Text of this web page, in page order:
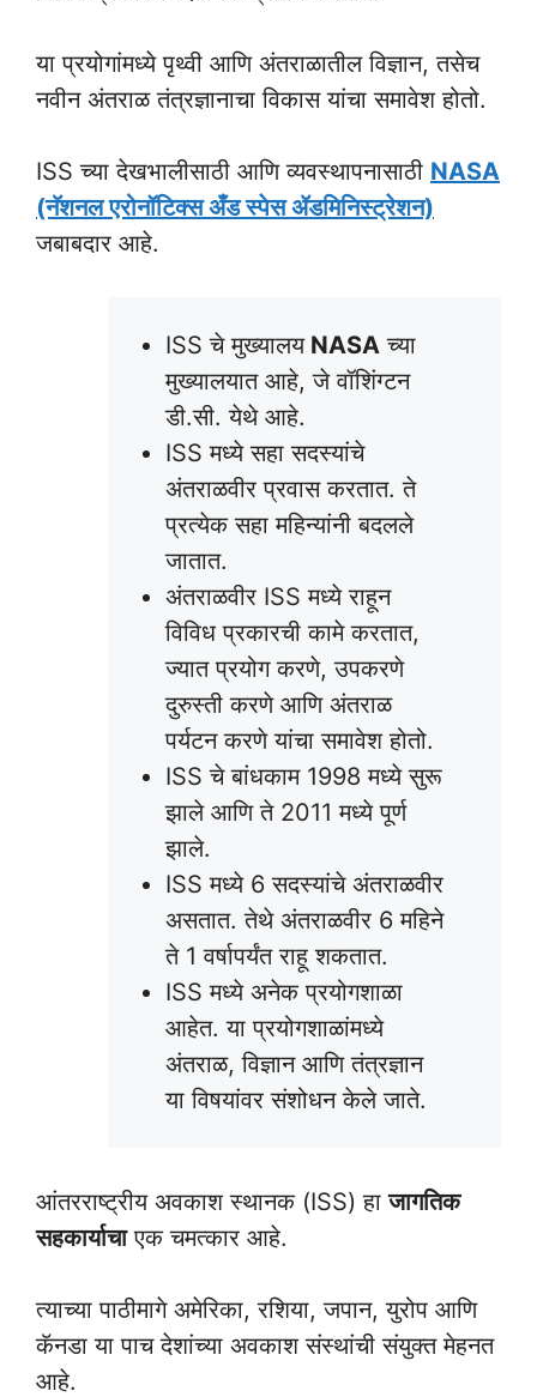
या प्रयोगांमध्ये पृथ्वी आणि अंतराळातील विज्ञान, तसेच
नवीन अंतराळ तंत्रज्ञानाचा विकास यांचा समावेश होतो.
ISS च्या देखभालीसाठी आणि व्यवस्थापनासाठी NASA
(नॅशनल एरोनॉटिक्स अँड स्पेस ॲडमिनिस्ट्रेशन)
जबाबदार आहे.
ISS चे मुख्यालय NASA च्या
मुख्यालयात आहे, जे वॉशिंग्टन
डी.सी. येथे आहे.
ISS मध्ये सहा सदस्यांचे
अंतराळवीर प्रवास करतात. ते
प्रत्येक सहा महिन्यांनी बदलले
जातात.
अंतराळवीर ISS मध्ये राहून
विविध प्रकारची कामे करतात,
ज्यात प्रयोग करणे, उपकरणे
दुरुस्ती करणे आणि अंतराळ
पर्यटन करणे यांचा समावेश होतो.
ISS चे बांधकाम 1998 मध्ये सुरू
झाले आणि ते 2011 मध्ये पूर्ण
झाले.
ISS मध्ये 6 सदस्यांचे अंतराळवीर
असतात. तेथे अंतराळवीर 6 महिने
ते 1 वर्षापर्यंत राहू शकतात.
ISS मध्ये अनेक प्रयोगशाळा
आहेत. या प्रयोगशाळांमध्ये
अंतराळ, विज्ञान आणि तंत्रज्ञान
या विषयांवर संशोधन केले जाते.
आंतरराष्ट्रीय अवकाश स्थानक (ISS) हाजागतिक
सहकार्याचाएक चमत्कार आहे.
त्याच्या पाठीमागे अमेरिका, रशिया, जपान, युरोप आणि
कॅनडा या पाच देशांच्या अवकाश संस्थांची संयुक्त मेहनत
आहे.